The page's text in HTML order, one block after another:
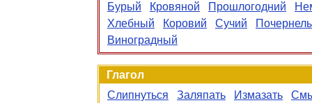
Бурый
Кровяной Прошлогодний
Хлебный
Коровий Сучий
Виноградный
Глагол
Слипнуться
Заляпать Измазать